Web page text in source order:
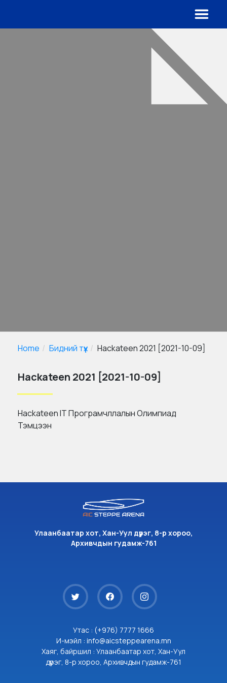
Home Бидний түүх Hackateen 2021 [2021-10-09]
Hackateen 2021 [2021-10-09]
Hackateen IT Програмчллалын Олимпиад
Тэмцээн
Улаанбаатар хот, Хан-Уул дүүрэг, 8-р хороо,
Архивчдын гудамж-761
Утас : (+976) 7777 1666
И-мэйл : info@aicsteppearena.mn
Хаяг, байршил : Улаанбаатар хот, Хан-Уул
дүүрэг, 8-р хороо, Архивчдын гудамж-761